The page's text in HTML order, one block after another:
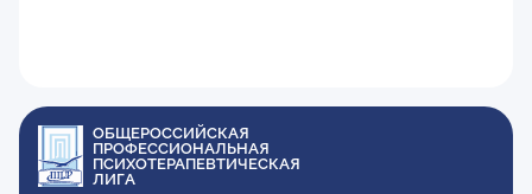
ОБЩЕРОССИЙСКАЯ
ПРОФЕССИОНАЛЬНАЯ
ПСИХОТЕРАПЕВТИЧЕСКАЯ
ЛИГА